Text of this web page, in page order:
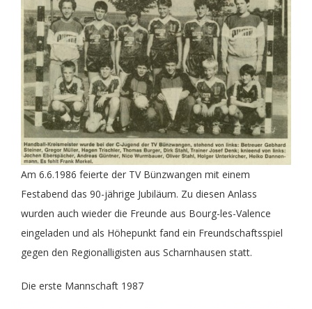
Am 6.6.1986 feierte der TV Bünzwangen mit einem
Festabend das 90-jährige Jubiläum. Zu diesen Anlass
wurden auch wieder die Freunde aus Bourg-les-Valence
eingeladen und als Höhepunkt fand ein Freundschaftsspiel
gegen den Regionalligisten aus Scharnhausen statt.
Die erste Mannschaft 1987